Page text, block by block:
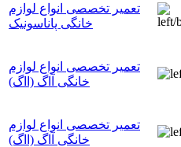
تعمیر تخصصی انواع لوازم
خانگی پاناسونیک
تعمیر تخصصی انواع لوازم
خانگی آاگ (ااگ)
تعمیر تخصصی انواع لوازم
خانگی آاگ (ااگ)